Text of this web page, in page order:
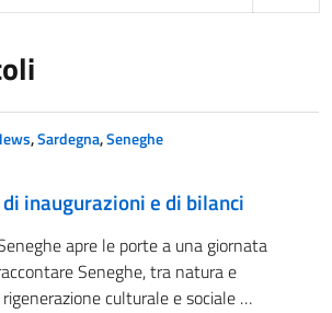
,Sardegna,Seneghe
inaugurazioni e di bilanci
apre le porte a una giornata
Seneghe, tra natura e
culturale e sociale …